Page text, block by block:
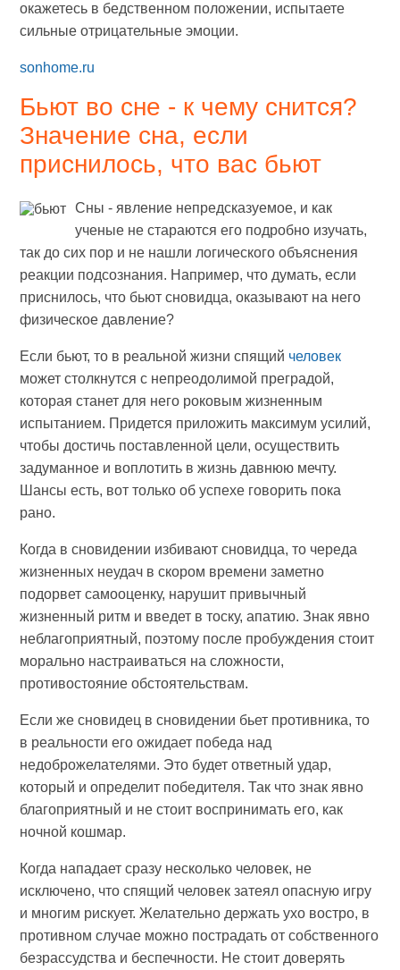
окажетесь в бедственном положении, испытаете
сильные отрицательные эмоции.
sonhome.ru
Бьют во сне - к чему снится?
Значение сна, если
приснилось, что вас бьют
Сны - явление непредсказуемое, и как
ученые не стараются его подробно изучать,
так до сих пор и не нашли логического объяснения
реакции подсознания. Например, что думать, если
приснилось, что бьют сновидца, оказывают на него
физическое давление?
Если бьют, то в реальной жизни спящий человек
может столкнутся с непреодолимой преградой,
которая станет для него роковым жизненным
испытанием. Придется приложить максимум усилий,
чтобы достичь поставленной цели, осуществить
задуманное и воплотить в жизнь давнюю мечту.
Шансы есть, вот только об успехе говорить пока
рано.
Когда в сновидении избивают сновидца, то череда
жизненных неудач в скором времени заметно
подорвет самооценку, нарушит привычный
жизненный ритм и введет в тоску, апатию. Знак явно
неблагоприятный, поэтому после пробуждения стоит
морально настраиваться на сложности,
противостояние обстоятельствам.
Если же сновидец в сновидении бьет противника, то
в реальности его ожидает победа над
недоброжелателями. Это будет ответный удар,
который и определит победителя. Так что знак явно
благоприятный и не стоит воспринимать его, как
ночной кошмар.
Когда нападает сразу несколько человек, не
исключено, что спящий человек затеял опасную игру
и многим рискует. Желательно держать ухо востро, в
противном случае можно пострадать от собственного
безрассудства и беспечности. Не стоит доверять